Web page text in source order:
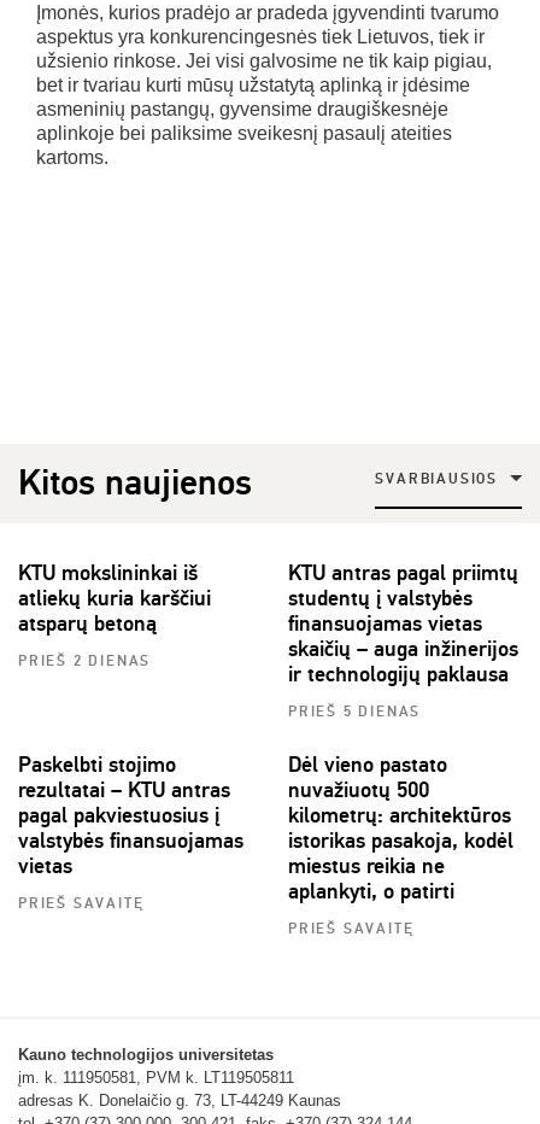
Įmonės, kurios pradėjo ar pradeda įgyvendinti tvarumo
aspektus yra konkurencingesnės tiek Lietuvos, tiek ir
užsienio rinkose. Jei visi galvosime ne tik kaip pigiau,
bet ir tvariau kurti mūsų užstatytą aplinką ir įdėsime
asmeninių pastangų, gyvensime draugiškesnėje
aplinkoje bei paliksime sveikesnį pasaulį ateities
kartoms.
Kitos naujienos SVARBIAUSIOS
KTU mokslininkai iš
atliekų kuria karščiui
atsparų betoną
PRIEŠ 2 DIENAS
KTU antras pagal priimtų
studentų į valstybės
finansuojamas vietas
skaičių – auga inžinerijos
ir technologijų paklausa
PRIEŠ 5 DIENAS
Paskelbti stojimo
rezultatai – KTU antras
pagal pakviestuosius į
valstybės finansuojamas
vietas
PRIEŠ SAVAITĘ
Dėl vieno pastato
nuvažiuotų 500
kilometrų: architektūros
istorikas pasakoja, kodėl
miestus reikia ne
aplankyti, o patirti
PRIEŠ SAVAITĘ
Kauno technologijos universitetas
įm. k. 111950581, PVM k. LT119505811
adresas K. Donelaičio g. 73, LT-44249 Kaunas